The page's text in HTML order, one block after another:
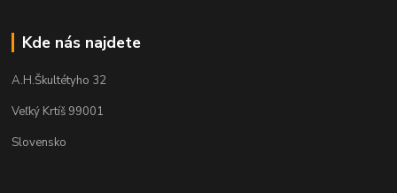
Kde nás najdete
A.H.Škultétyho 32
Veľký Krtíš 99001
Slovensko